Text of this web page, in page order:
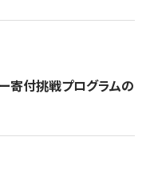
寄付挑戦プログラムの